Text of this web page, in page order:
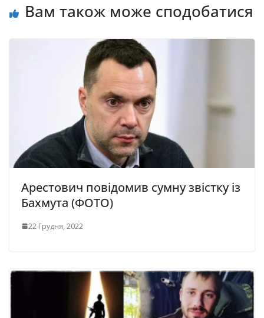
Вам також може сподобатися
Арестович повідомив сумну звістку із
Бахмута (ФОТО)
22 Грудня, 2022